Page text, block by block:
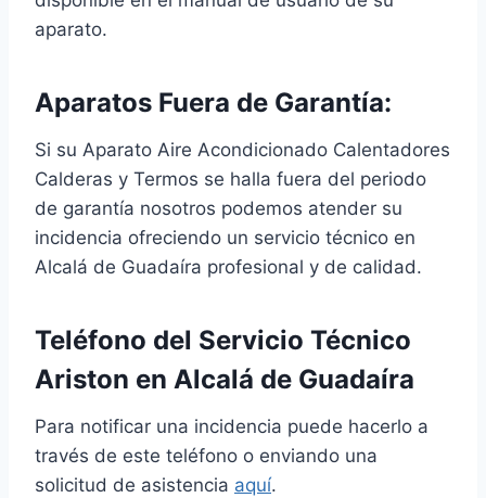
aparato.
Aparatos Fuera de Garantía:
Si su Aparato Aire Acondicionado Calentadores
Calderas y Termos se halla fuera del periodo
de garantía nosotros podemos atender su
incidencia ofreciendo un servicio técnico en
Alcalá de Guadaíra profesional y de calidad.
Teléfono del Servicio Técnico
Ariston en Alcalá de Guadaíra
Para notificar una incidencia puede hacerlo a
través de este teléfono o enviando una
solicitud de asistencia aquí.